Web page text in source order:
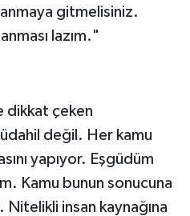
gitmelisiniz.
lazım."
dikkat çeken
değil. Her kamu
yapıyor. Eşgüdüm
Kamu bunun sonucuna
insan kaynağına